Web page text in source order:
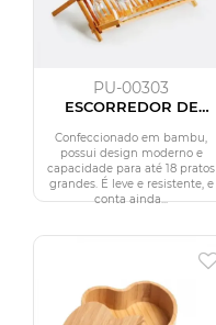
PU-00303
ESCORREDOR DE
QUIOTO
Confeccionado em bambu,
possui design moderno e
capacidade para até 18 pratos
grandes. É leve e resistente, e
conta ainda...